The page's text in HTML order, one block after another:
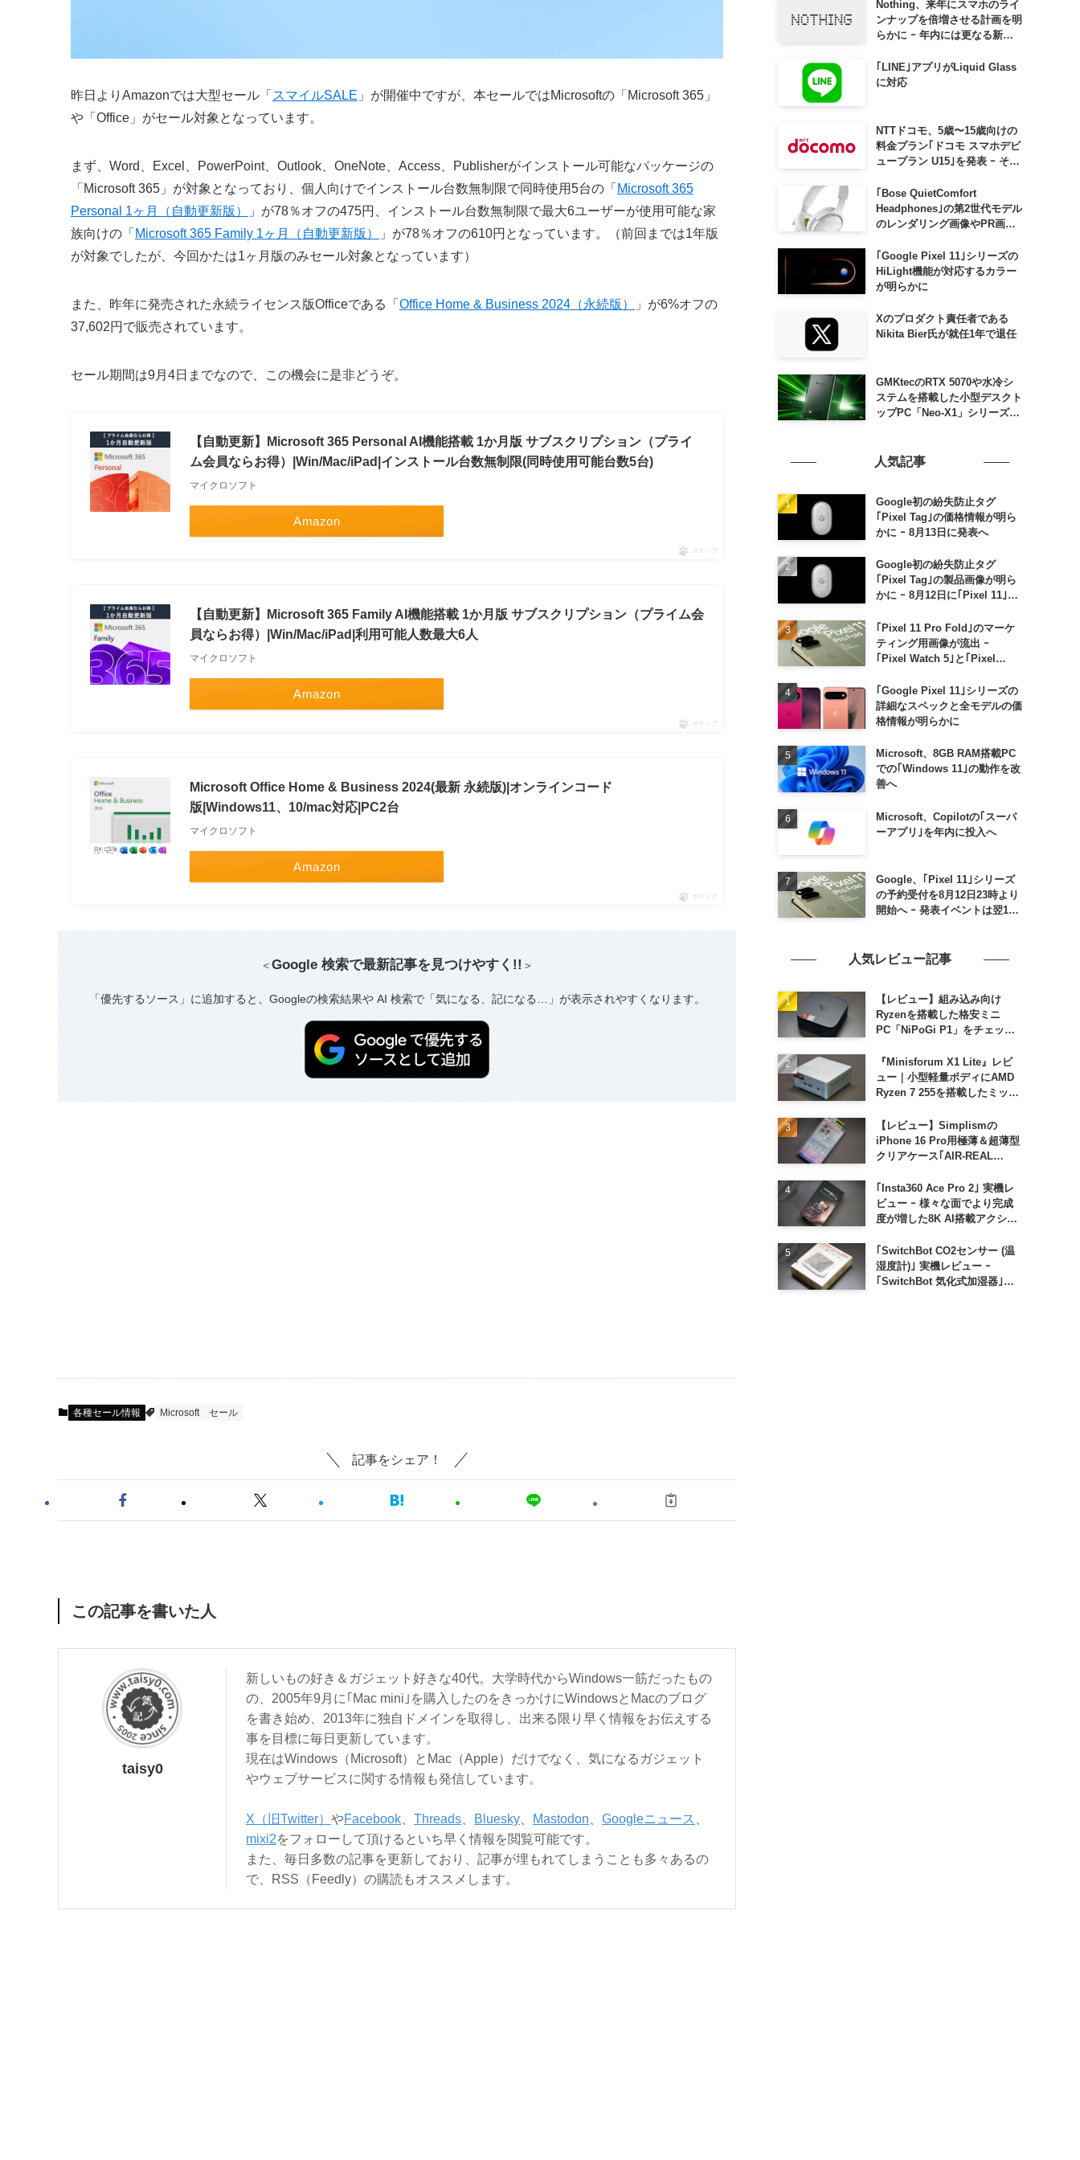
昨日よりAmazonでは大型セール「 スマイルSALE 」が開催中ですが、本セールではMicrosoftの「Microsoft 365」
や「Office」がセール対象となっています。
まず、Word、Excel、PowerPoint、Outlook、OneNote、Access、Publisherがインストール可能なパッケージの
「Microsoft 365」が対象となっており、個人向けでインストール台数無制限で同時使用5台の「 Microsoft 365
Personal 1ヶ月（自動更新版）
」が78％オフの475円、インストール台数無制限で最大6ユーザーが使用可能な家
族向けの「 Microsoft 365 Family 1ヶ月（自動更新版）
」が78％オフの610円となっています。（前回までは1年版
が対象でしたが、今回かたは1ヶ月版のみセール対象となっています）
また、昨年に発売された永続ライセンス版Officeである「 Office Home & Business 2024（永続版）
」が6%オフの
37,602円で販売されています。
セール期間は9月4日までなので、この機会に是非どうぞ。
【自動更新】Microsoft 365 Personal AI機能搭載 1か月版 サブスクリプション（プライ
ム会員ならお得）|Win/Mac/iPad|インストール台数無制限(同時使用可能台数5台)
マイクロソフト
Amazon
ポチップ
【自動更新】Microsoft 365 Family AI機能搭載 1か月版 サブスクリプション（プライム会
員ならお得）|Win/Mac/iPad|利用可能人数最大6人
マイクロソフト
Amazon
ポチップ
Microsoft Office Home & Business 2024(最新 永続版)|オンラインコード
版|Windows11、10/mac対応|PC2台
マイクロソフト
Amazon
ポチップ
＜Google 検索で最新記事を見つけやすく!! ＞
「優先するソース」に追加すると、Googleの検索結果や AI 検索で「気になる、記になる…」が表示されやすくなります。
各種セール情報 Microsoft セール
記事をシェア！
この記事を書いた人
taisy0
新しいもの好き＆ガジェット好きな40代。大学時代からWindows一筋だったもの
の、2005年9月に｢Mac mini｣を購入したのをきっかけにWindowsとMacのブログ
を書き始め、2013年に独自ドメインを取得し、出来る限り早く情報をお伝えする
事を目標に毎日更新しています。
現在はWindows（Microsoft）とMac（Apple）だけでなく、気になるガジェット
やウェブサービスに関する情報も発信しています。
X（旧Twitter） やFacebook Threads Bluesky Mastodon Googleニュース
mixi2をフォローして頂けるといち早く情報を閲覧可能です。
また、毎日多数の記事を更新しており、記事が埋もれてしまうことも多々あるの
で、RSS（Feedly）の購読もオススメします。
Nothing、来年にスマホのライ
ンナップを倍増させる計画を明
らかに ｰ 年内には更なる新製
｢LINE｣アプリがLiquid Glass
に対応
NTTドコモ、5歳〜15歳向けの
料金プラン｢ドコモ スマホデビ
ュープラン U15｣を発表 ｰ その
子割｣も
｢Bose QuietComfort
Headphones｣の第2世代モデル
のレンダリング画像やPR画像
｢Google Pixel 11｣シリーズの
HiLight機能が対応するカラー
が明らかに
Xのプロダクト責任者である
Nikita Bier氏が就任1年で退任
GMKtecのRTX 5070や水冷シ
ステムを搭載した小型デスクト
ップPC「Neo-X1」シリーズ、
人気記事
Google初の紛失防止タグ
｢Pixel Tag｣の価格情報が明ら
かに ｰ 8月13日に発表へ
Google初の紛失防止タグ
｢Pixel Tag｣の製品画像が明ら
かに ｰ 8月12日に｢Pixel 11｣な
｢Pixel 11 Pro Fold｣のマーケ
ティング用画像が流出 ｰ
｢Pixel Watch 5｣と｢Pixel
も｢Google Pixel 11｣シリーズの
詳細なスペックと全モデルの価
格情報が明らかに
Microsoft、8GB RAM搭載PC
での｢Windows 11｣の動作を改
善へ
Microsoft、Copilotの｢スーパ
ーアプリ｣を年内に投入へ
Google、｢Pixel 11｣シリーズ
の予約受付を8月12日23時より
開始へ ｰ 発表イベントは翌13
人気レビュー記事
【レビュー】組み込み向け
Ryzenを搭載した格安ミニ
PC「NiPoGi P1」をチェック
高性能
『Minisforum X1 Lite』レビ
ュー｜小型軽量ボディにAMD
Ryzen 7 255を搭載したミッド
【レビュー】Simplismの
iPhone 16 Pro用極薄＆超薄型
クリアケース｢AIR-REAL
｢Insta360 Ace Pro 2｣ 実機レ
ビュー ｰ 様々な面でより完成
度が増した8K AI搭載アクショ
｢SwitchBot CO2センサー (温
湿度計)｣ 実機レビュー ｰ
｢SwitchBot 気化式加湿器｣と